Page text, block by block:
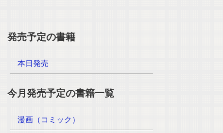
発売予定の書籍
本日発売
今月発売予定の書籍一覧
漫画（コミック）